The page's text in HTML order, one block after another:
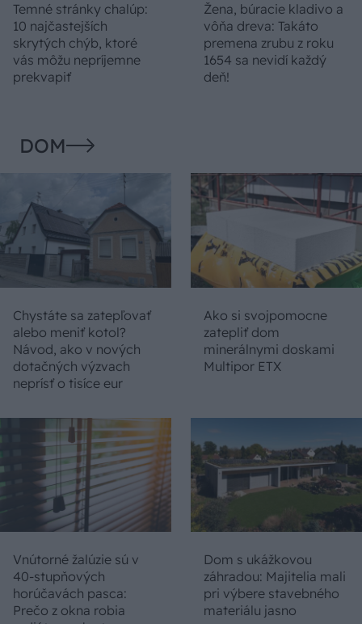
Temné stránky chalúp:
10 najčastejších
skrytých chýb, ktoré
vás môžu nepríjemne
prekvapiť
Žena, búracie kladivo a
vôňa dreva: Takáto
premena zrubu z roku
1654 sa nevidí každý
deň!
DOM
Chystáte sa zatepľovať
alebo meniť kotol?
Návod, ako v nových
dotačných výzvach
neprísť o tisíce eur
Ako si svojpomocne
zatepliť dom
minerálnymi doskami
Multipor ETX
Vnútorné žalúzie sú v
40-stupňových
horúčavách pasca:
Prečo z okna robia
Dom s ukážkovou
záhradou: Majitelia mali
pri výbere stavebného
materiálu jasno